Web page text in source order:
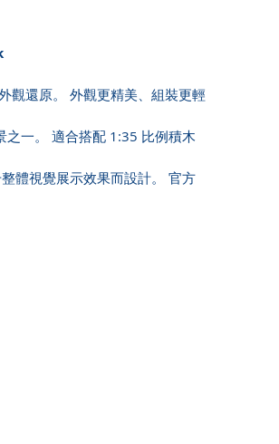
觀還原。 外觀更精美、組裝更輕
之一。 適合搭配 1:35 比例積木
體視覺展示效果而設計。 官方